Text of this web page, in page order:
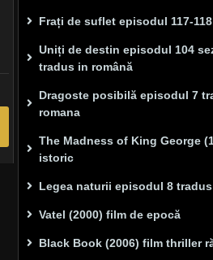
Frați de suflet episodul 117-
Uniți de destin episodul 104
tradus in română
Dragoste posibilă episodul 7
romana
The Madness of King George
istoric
Legea naturii episodul 8
Vatel (2000) film de epocă
Black Book (2006) film thriller